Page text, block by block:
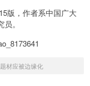
版，作者系中国广大
。
材应被边缘化